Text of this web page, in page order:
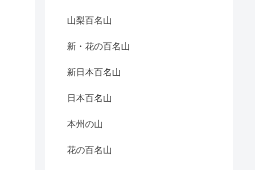
山梨百名山
新・花の百名山
新日本百名山
日本百名山
本州の山
花の百名山